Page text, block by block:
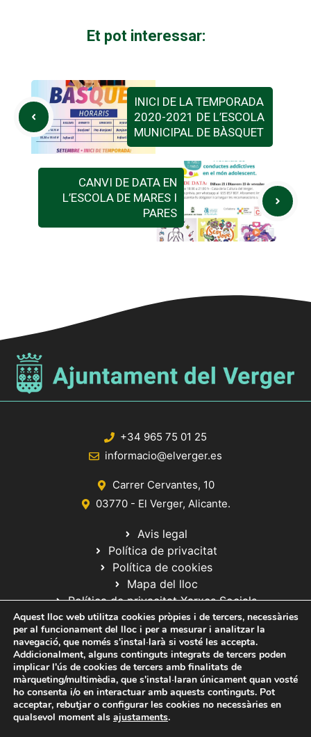
Et pot interessar:
INICI DE LA TEMPORADA
2020-2021 DE L’ESCOLA
MUNICIPAL DE BÀSQUET
CANVI DE DATA EN
L’ESCOLA DE MARES I
PARES
+34 965 75 01 25
informacio@elverger.es
Carrer Cervantes, 10
03770 - El Verger, Alicante.
Avis legal
Política de privacitat
Política de cookies
Mapa del lloc
Política de privacitat Xarxes Socials
© 2020 Web desarrollada por el Servicio de Informática de Diputación
de Alicante
Aquest lloc web utilitza cookies pròpies i de tercers, necessàries
per al funcionament del lloc i per a mesurar i analitzar la
navegació, que només s'instal·larà si vosté les accepta.
Addicionalment, alguns continguts integrats de tercers poden
implicar l'ús de cookies de tercers amb finalitats de
màrqueting/multimèdia, que s'instal·laran únicament quan vosté
ho consenta i/o en interactuar amb aquests continguts. Pot
acceptar, rebutjar o configurar les cookies no necessàries en
qualsevol moment als ajustaments.